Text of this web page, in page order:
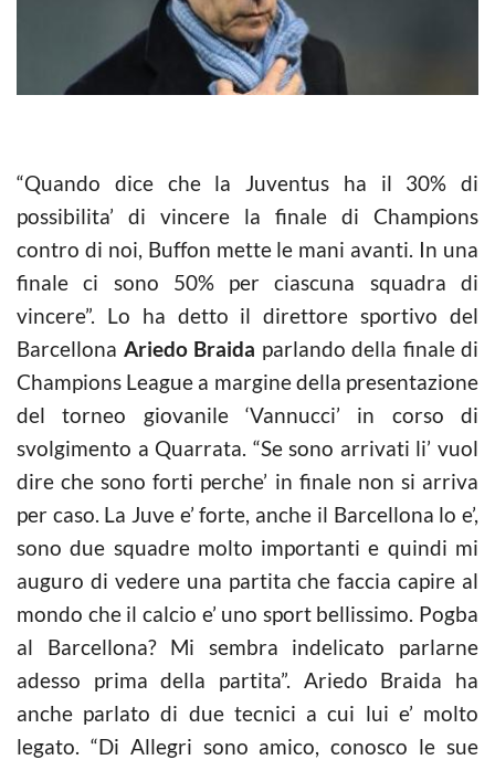
“Quando dice che la Juventus ha il 30% di
possibilita’ di vincere la finale di Champions
contro di noi, Buffon mette le mani avanti. In una
finale ci sono 50% per ciascuna squadra di
vincere”. Lo ha detto il direttore sportivo del
Barcellona Ariedo Braida parlando della finale di
Champions League a margine della presentazione
del torneo giovanile ‘Vannucci’ in corso di
svolgimento a Quarrata. “Se sono arrivati li’ vuol
dire che sono forti perche’ in finale non si arriva
per caso. La Juve e’ forte, anche il Barcellona lo e’,
sono due squadre molto importanti e quindi mi
auguro di vedere una partita che faccia capire al
mondo che il calcio e’ uno sport bellissimo. Pogba
al Barcellona? Mi sembra indelicato parlarne
adesso prima della partita”. Ariedo Braida ha
anche parlato di due tecnici a cui lui e’ molto
legato. “Di Allegri sono amico, conosco le sue